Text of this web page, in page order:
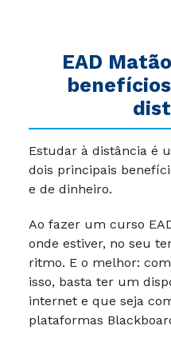
EAD Matão
Estudar à distância é
dois principais
e de dinheiro.
Ao fazer um curso
onde estiver, no seu
ritmo. E o melhor:
isso, basta ter um
internet e que seja
plataformas